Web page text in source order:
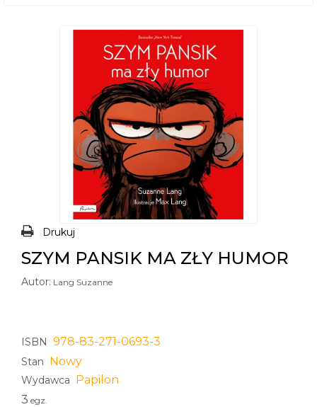
Drukuj
SZYM PANSIK MA ZŁY HUMOR
Autor: Lang Suzanne
ISBN 978-83-271-0693-3
Stan Nowy
Wydawca Papilon
3 egz.